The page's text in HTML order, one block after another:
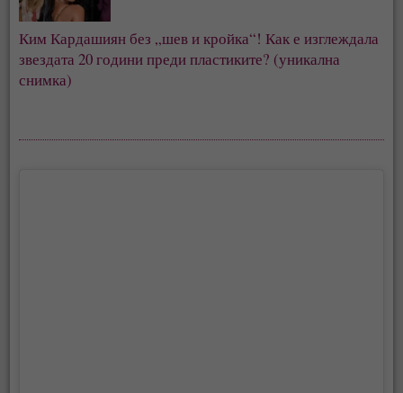
Ким Кардашиян без „шев и кройка“! Как е изглеждала
звездата 20 години преди пластиките? (уникална
снимка)